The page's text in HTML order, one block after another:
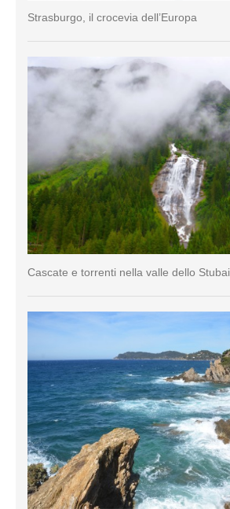
Strasburgo, il crocevia dell’Europa
Cascate e torrenti nella valle dello Stubai